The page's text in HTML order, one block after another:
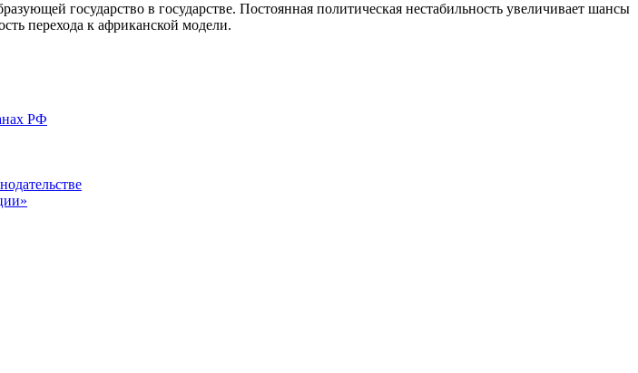
государство в государстве. Постоянная политическая нестабильность увеличивает шансы
перехода к африканской модели.
РФ